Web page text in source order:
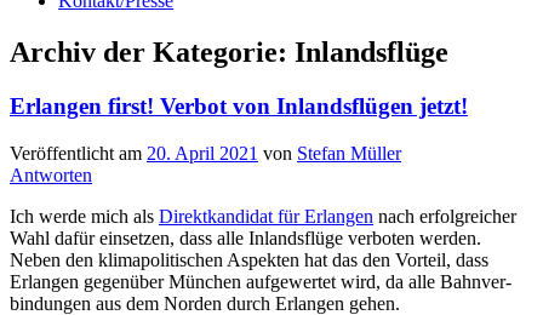
Archiv der Kategorie: Inlandsflüge
Erlangen first! Verbot von Inlandsflügen jetzt!
Veröffentlicht am 20. April 2021 von Stefan Müller
Antworten
Ich wer­de mich als Direkt­kan­di­dat für Erlan­gen nach erfolg­rei­cher
Wahl dafür ein­set­zen, dass alle Inlands­flü­ge ver­bo­ten wer­den.
Neben den kli­ma­po­li­ti­schen Aspek­ten hat das den Vor­teil, dass
Erlan­gen gegen­über Mün­chen auf­ge­wer­tet wird, da alle Bahn­ver­
bin­dun­gen aus dem Nor­den durch Erlan­gen gehen.